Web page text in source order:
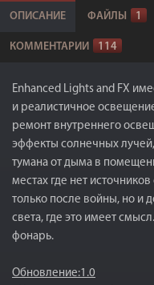
ОПИСАНИЕ ФАЙЛЫ 1
КОММЕНТАРИИ 114
Enhanced Lights and FX
и реалистичное
ремонт внутреннего
эффекты солнечных
тумана от дыма в
местах где нет
только после войны, но и
света, где это имеет
фонарь.
Обновление:1.0